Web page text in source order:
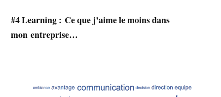
#4 Learning : Ce que j’aime le moins dans
monentreprise…